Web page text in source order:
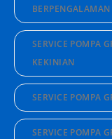
BERPENGALAMAN
SERVICE POMPA
KEKINIAN
SERVICE POMPA
SERVICE POMPA